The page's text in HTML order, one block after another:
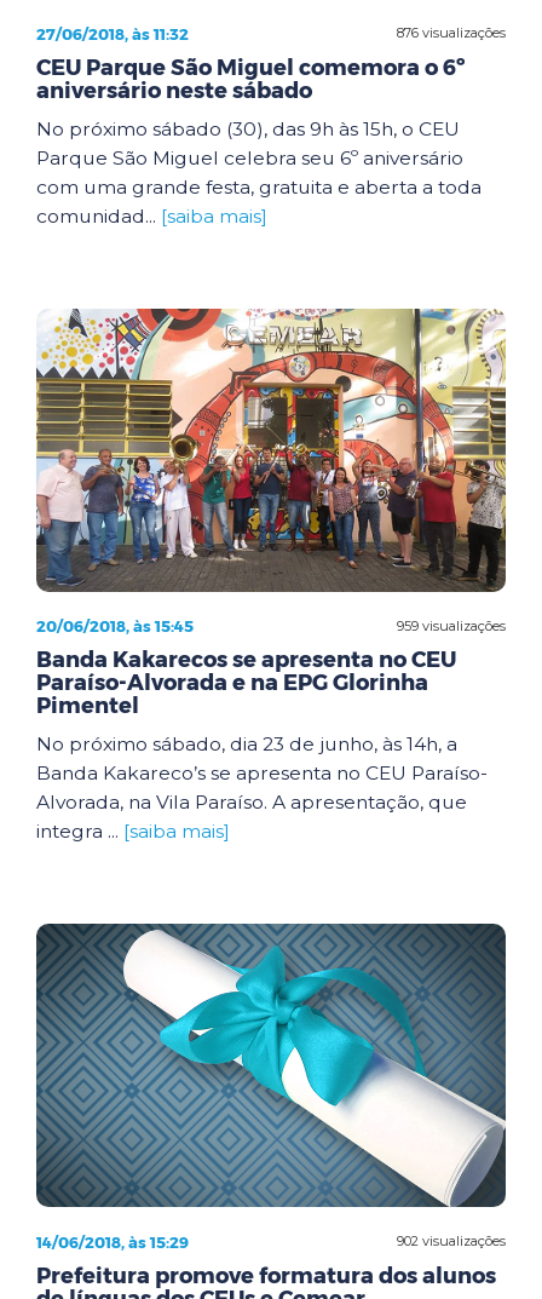
876 visualizações
27/06/2018, às 11:32
CEU Parque São Miguel comemora o 6º
aniversário neste sábado
No próximo sábado (30), das 9h às 15h, o CEU
Parque São Miguel celebra seu 6º aniversário
com uma grande festa, gratuita e aberta a toda
comunidad... [saiba mais]
959 visualizações
20/06/2018, às 15:45
Banda Kakarecos se apresenta no CEU
Paraíso-Alvorada e na EPG Glorinha
Pimentel
No próximo sábado, dia 23 de junho, às 14h, a
Banda Kakareco’s se apresenta no CEU Paraíso-
Alvorada, na Vila Paraíso. A apresentação, que
integra ... [saiba mais]
902 visualizações
14/06/2018, às 15:29
Prefeitura promove formatura dos alunos